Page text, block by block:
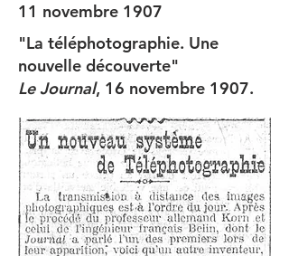
11 novembre 1907
"La téléphotographie. Une
nouvelle découverte"
Le Journal, 16 novembre 1907.